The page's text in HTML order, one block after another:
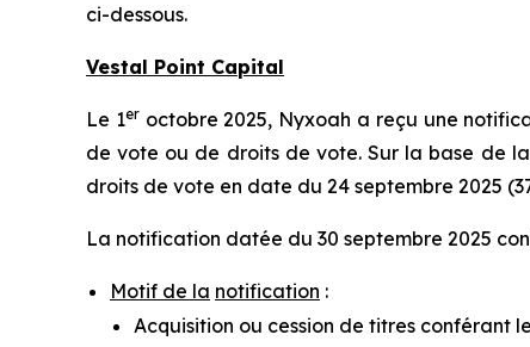
ci-dessous.
Vestal Point Capital
Le 1eroctobre 2025, Nyxoah a reçu une
de vote ou de droits de vote. Sur la base de
droits de vote en date du 24 septembre 2025
La notification datée du 30 septembre 2025
Motif de la notification :
Acquisition ou cession de titres conférant